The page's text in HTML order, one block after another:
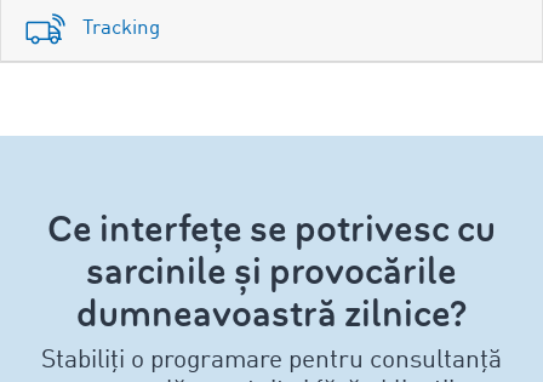
Tracking
Ce interfețe se potrivesc cu
sarcinile și provocările
dumneavoastră zilnice?
Stabiliți o programare pentru consultanță